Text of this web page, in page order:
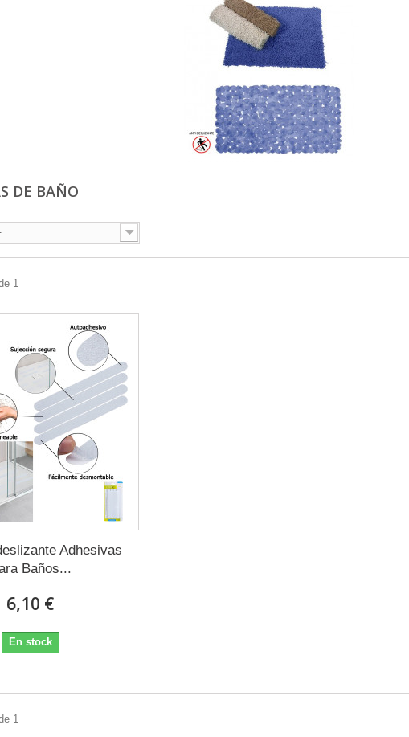
DE BAÑO
1
Adhesivas
Baños...
6,10 €
En stock
1